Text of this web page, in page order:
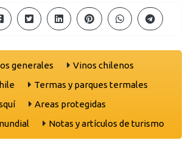
generales
Vinos chilenos
Termas y parques termales
Areas protegidas
Notas y artículos de turismo